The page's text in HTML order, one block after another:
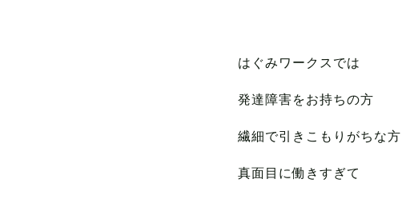
はぐみワークスでは
発達障害をお持ちの方
繊細で引きこもりがちな方
真面目に働きすぎて